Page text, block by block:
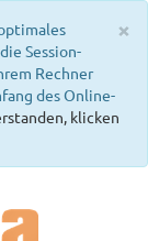
×
Session-
Rechner
des Online-
klicken